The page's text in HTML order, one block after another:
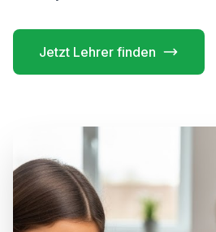
Jetzt Lehrer finden